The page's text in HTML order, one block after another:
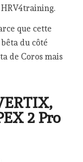
que cette
du côté
de Coros mais
2 Pro